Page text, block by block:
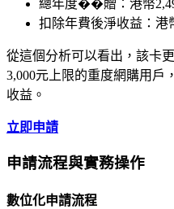
總年度��贈：港幣
扣除年費後淨收益：港
從這個分析可以看出，該卡
3,000元上限的重度網購用戶
收益。
立即申請
申請流程與實務操作
數位化申請流程